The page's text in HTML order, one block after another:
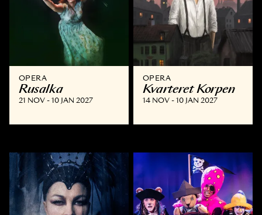
OPERA
Rusalka
21 NOV - 10 JAN 2027
OPERA
Kvarteret Korpen
14 NOV - 10 JAN 2027